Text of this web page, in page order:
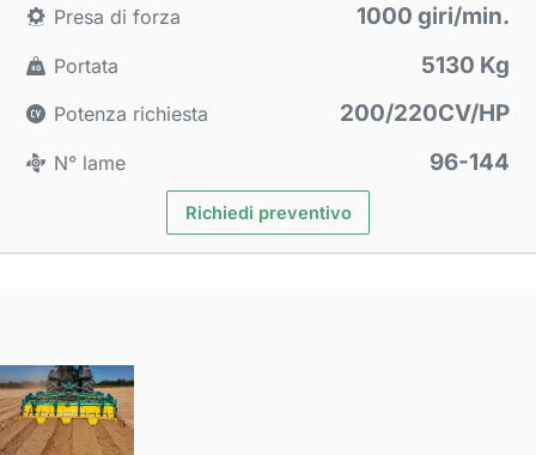
Presa di forza 1000 giri/min.
Portata 5130 Kg
Potenza richiesta 200/220CV/HP
N° lame 96-144
Richiedi preventivo